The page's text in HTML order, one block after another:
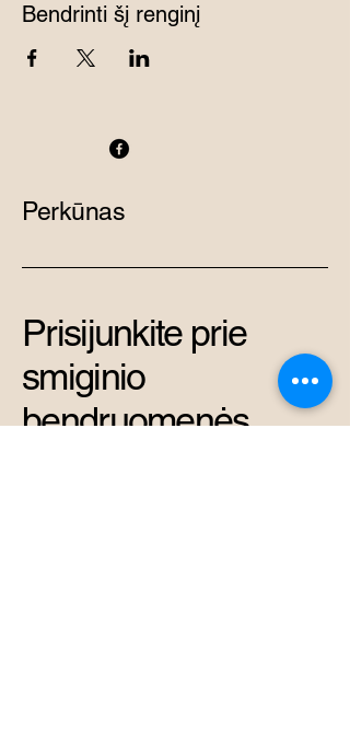
Bendrinti šį renginį
Perkūnas
Prisijunkite prie
smiginio
bendruomenės